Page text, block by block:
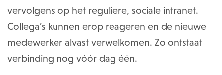
vervolgens op het reguliere, sociale intranet.
Collega’s kunnen erop reageren en de nieuwe
medewerker alvast verwelkomen. Zo ontstaat
verbinding nog vóór dag één.